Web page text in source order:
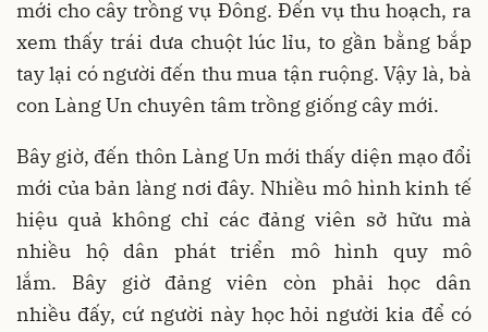
mới cho cây trồng vụ Đông. Đến vụ thu hoạch, ra
xem thấy trái dưa chuột lúc lỉu, to gần bằng bắp
tay lại có người đến thu mua tận ruộng. Vậy là, bà
con Làng Un chuyên tâm trồng giống cây mới.
Bây giờ, đến thôn Làng Un mới thấy diện mạo đổi
mới của bản làng nơi đây. Nhiều mô hình kinh tế
hiệu quả không chỉ các đảng viên sở hữu mà
nhiều hộ dân phát triển mô hình quy mô
lắm. Bây giờ đảng viên còn phải học dân
nhiều đấy, cứ người này học hỏi người kia để có